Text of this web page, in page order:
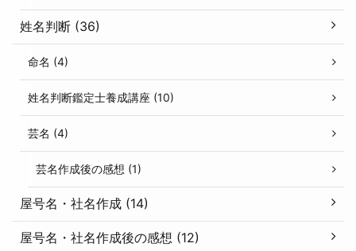
姓名判断 (36)
命名 (4)
姓名判断鑑定士養成講座 (10)
芸名 (4)
芸名作成後の感想 (1)
屋号名・社名作成 (14)
屋号名・社名作成後の感想 (12)